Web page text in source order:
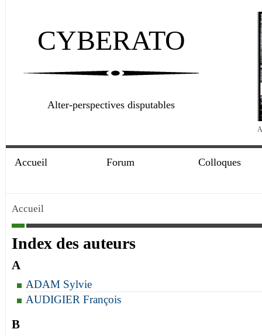
CYBERATO
Alter-perspectives disputables
Accueil Forum Colloques
Accueil
Index des auteurs
A
ADAM Sylvie
AUDIGIER François
B